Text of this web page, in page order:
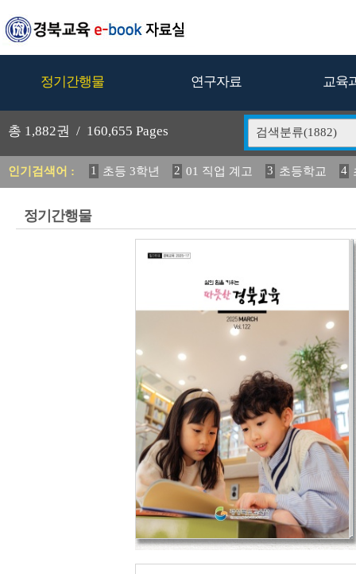
정기간행물 연구자료 교육
총 1,882권 / 160,655 Pages 검색분류(1882)
인기검색어 : 1 초등 3학년 2 01 직업 계고 3 초등학교 4
5 2024 교육 정책 6 활동 안정화 방안 7 교육
19
정기간행물